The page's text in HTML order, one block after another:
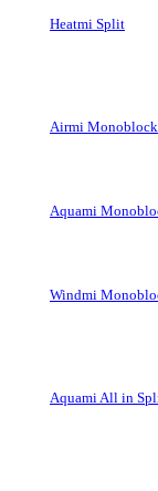
Heatmi Split
Airmi Monoblock
Aquami
Windmi
Aquami All in